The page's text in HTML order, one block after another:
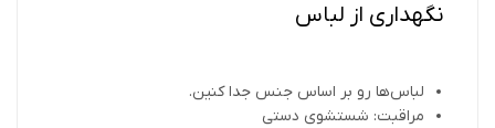
نگهداری از لباس
لباس‌ها رو بر اساس جنس جدا کنین.
مراقبت: شستشوی دستی